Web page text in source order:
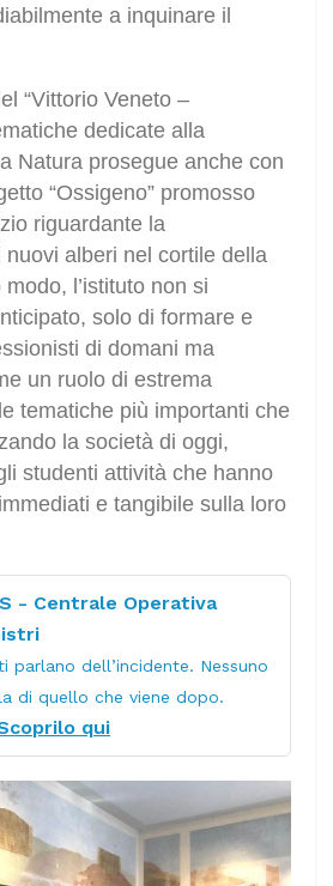
a inquinare il
“Vittorio Veneto –
dedicate alla
Natura prosegue anche con
“Ossigeno” promosso
riguardante la
alberi nel cortile della
l’istituto non si
solo di formare e
di domani ma
un ruolo di estrema
tematiche più importanti che
la società di oggi,
studenti attività che hanno
e tangibile sulla loro
- Centrale Operativa
parlano dell’incidente. Nessuno
di quello che viene dopo.
qui